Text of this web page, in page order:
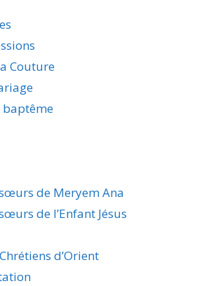
Couture
baptême
de Meryem Ana
de l’Enfant Jésus
d’Orient